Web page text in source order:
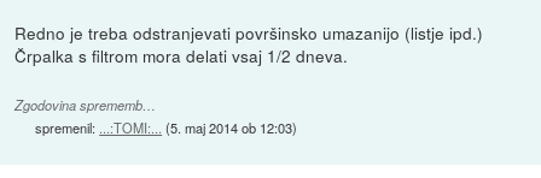
Redno je treba odstranjevati površinsko umazanijo (listje ipd.)
Črpalka s filtrom mora delati vsaj 1/2 dneva.
Zgodovina sprememb…
spremenil: ...:TOMI:... (5. maj 2014 ob 12:03)